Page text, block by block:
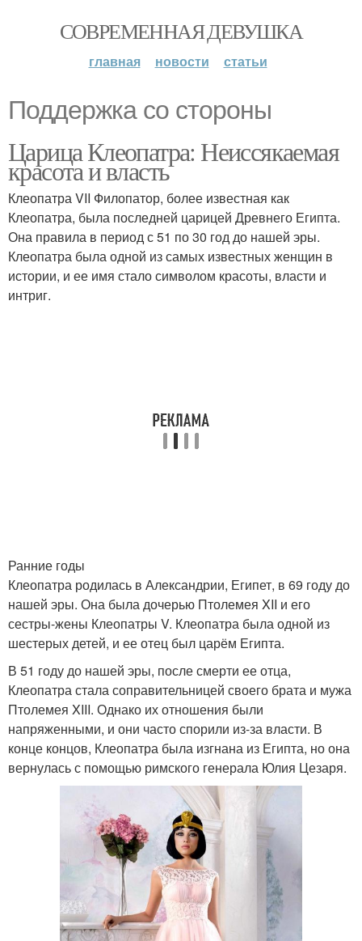
СОВРЕМЕННАЯ ДЕВУШКА
главная новости статьи
Поддержка со стороны
Царица Клеопатра: Неиссякаемая
красота и власть
Клеопатра VII Филопатор, более известная как
Клеопатра, была последней царицей Древнего Египта.
Она правила в период с 51 по 30 год до нашей эры.
Клеопатра была одной из самых известных женщин в
истории, и ее имя стало символом красоты, власти и
интриг.
Ранние годы
Клеопатра родилась в Александрии, Египет, в 69 году до
нашей эры. Она была дочерью Птолемея XII и его
сестры-жены Клеопатры V. Клеопатра была одной из
шестерых детей, и ее отец был царём Египта.
В 51 году до нашей эры, после смерти ее отца,
Клеопатра стала соправительницей своего брата и мужа
Птолемея XIII. Однако их отношения были
напряженными, и они часто спорили из-за власти. В
конце концов, Клеопатра была изгнана из Египта, но она
вернулась с помощью римского генерала Юлия Цезаря.